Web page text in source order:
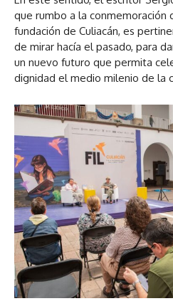
que rumbo a la conmemoración
fundación de Culiacán, es
de mirar hacía el pasado, para
un nuevo futuro que permita
dignidad el medio milenio de la